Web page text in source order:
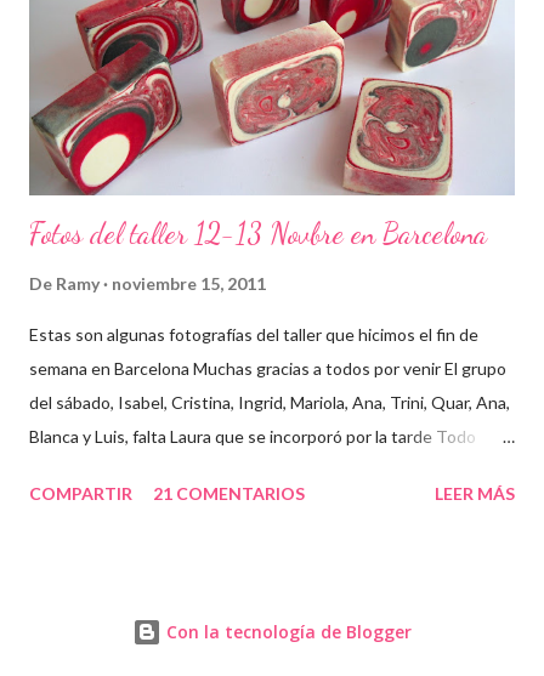
Fotos del taller 12-13 Novbre en Barcelona
De Ramy noviembre 15, 2011
Estas son algunas fotografías del taller que hicimos el fin de
semana en Barcelona Muchas gracias a todos por venir El grupo
del sábado, Isabel, Cristina, Ingrid, Mariola, Ana, Trini, Quar, Ana,
Blanca y Luis, falta Laura que se incorporó por la tarde Todo
primero un poco de teórica para tener claro lo que tenemos que
las batidoras! Cristina y Blanca Mariola... está guapa hasta con
COMPARTIR 21 COMENTARIOS LEER MÁS
Con la tecnología de Blogger